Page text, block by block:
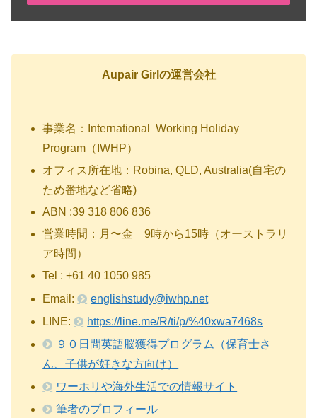
Aupair Girlの運営会社
事業名：International Working Holiday
Program（IWHP）
オフィス所在地：Robina, QLD, Australia(自宅の
ため番地など省略)
ABN :39 318 806 836
営業時間：月〜金 9時から15時（オーストラリ
ア時間）
Tel : +61 40 1050 985
Email:
englishstudy@iwhp.net
LINE:
https://line.me/R/ti/p/%40xwa7468s
９０日間英語脳獲得プログラム（保育士さ
ん、子供が好きな方向け）
ワーホリや海外生活での情報サイト
筆者のプロフィール